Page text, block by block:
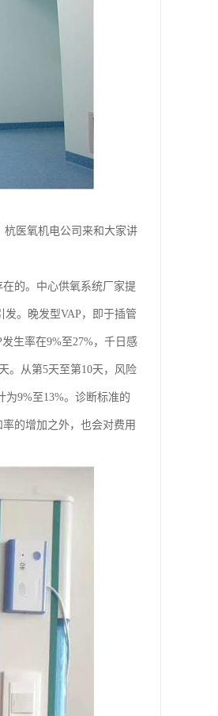
杭医氧机电公司来和大家讲
的。中心供氧系统厂家提
。晚发型VAP，即于插管
生率在9%至27%，千日感
。从第5天至第10天，风险
为9%至13%。诊断标准的
的增加之外，也会对费用